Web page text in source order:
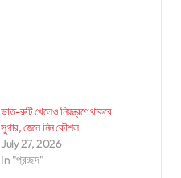
ভাত-রুটি খেলেও নিয়ন্ত্রণে থাকবে
সুগার, জেনে নিন কৌশল
July 27, 2026
In "প্রচ্ছদ"